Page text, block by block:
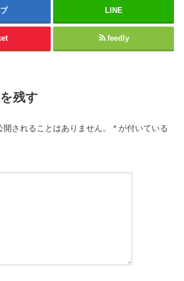
LINE
feedly
残す
開されることはありません。 * が付いている